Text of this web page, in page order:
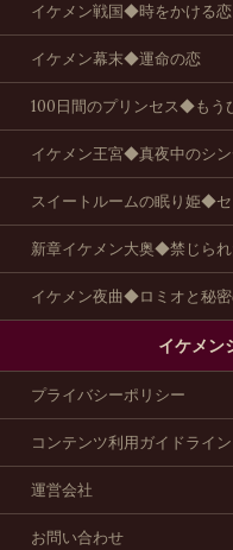
イケメン戦国◆時をかける恋
イケメン幕末◆運命の恋
100日間のプリンセス◆もう
イケメン王宮◆真夜中のシン
スイートルームの眠り姫◆
新章イケメン大奥◆禁じら
イケメン夜曲◆ロミオと秘
イケメン
プライバシーポリシー
コンテンツ利用ガイドライン
運営会社
お問い合わせ